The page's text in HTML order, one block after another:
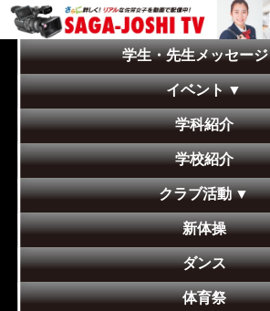
学生・先生メッセージ
イベント▼
学科紹介
学校紹介
クラブ活動▼
新体操
ダンス
体育祭